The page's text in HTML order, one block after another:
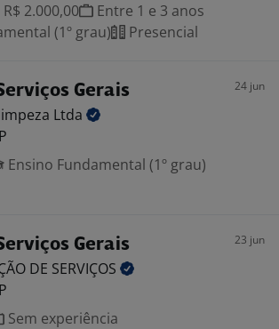
2.000,00
Entre 1 e 3 anos
(1º grau)
Presencial
Gerais 24 jun
Ltda
Ensino Fundamental (1º grau)
Gerais 23 jun
DE SERVIÇOS
Sem experiência